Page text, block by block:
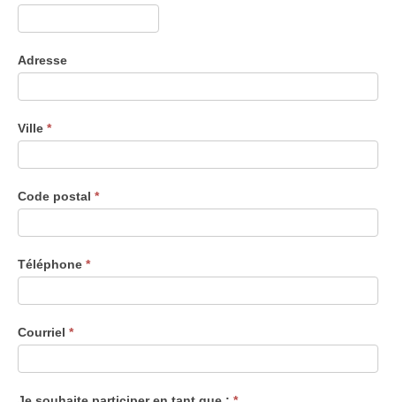
Adresse
Ville *
Code postal *
Téléphone *
Courriel *